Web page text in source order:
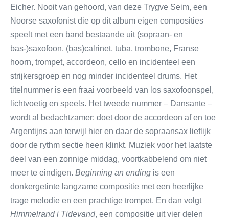
Eicher. Nooit van gehoord, van deze Trygve Seim, een
Noorse saxofonist die op dit album eigen composities
speelt met een band bestaande uit (sopraan- en
bas-)saxofoon, (bas)calrinet, tuba, trombone, Franse
hoorn, trompet, accordeon, cello en incidenteel een
strijkersgroep en nog minder incidenteel drums. Het
titelnummer is een fraai voorbeeld van los saxofoonspel,
lichtvoetig en speels. Het tweede nummer – Dansante –
wordt al bedachtzamer: doet door de accordeon af en toe
Argentijns aan terwijl hier en daar de sopraansax lieflijk
door de rythm sectie heen klinkt. Muziek voor het laatste
deel van een zonnige middag, voortkabbelend om niet
meer te eindigen. Beginning an ending is een
donkergetinte langzame compositie met een heerlijke
trage melodie en een prachtige trompet. En dan volgt
Himmelrand i Tidevand, een compositie uit vier delen